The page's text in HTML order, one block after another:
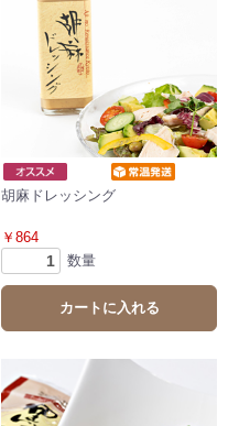
胡麻ドレッシング
￥864
数量
カートに入れる